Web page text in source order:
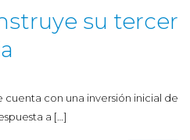
su tercer
con una inversión inicial de
a […]